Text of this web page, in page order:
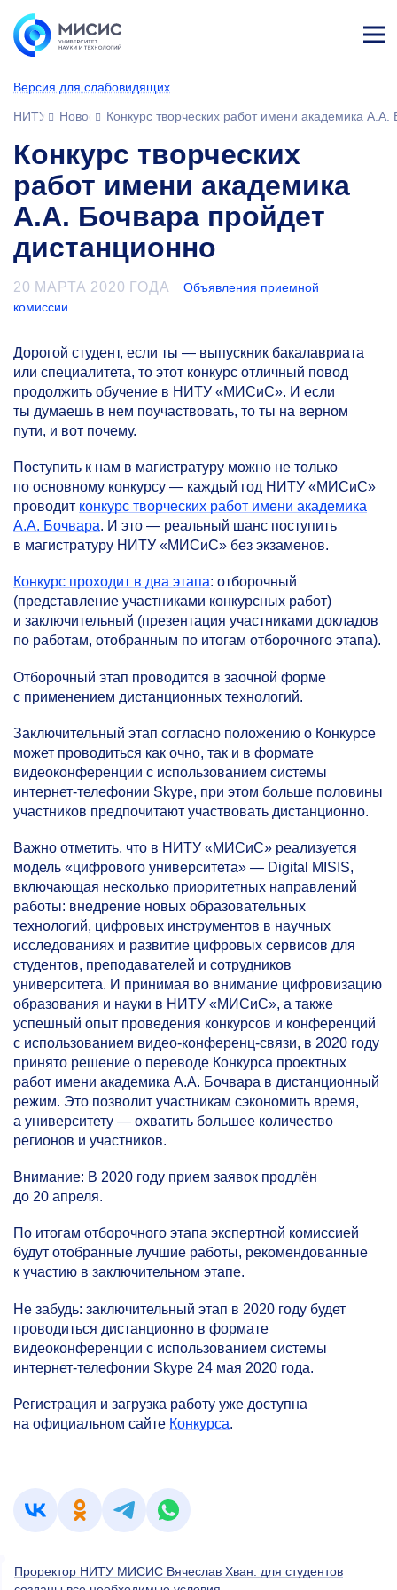
Версия для слабовидящих
ине
НИТУ МИСИС
НовостиКонкурс творческих работ имени академика
Конкурс творческих
работ имени академика
А.А. Бочвара пройдет
дистанционно
20 МАРТА 2020 ГОДА
Объявления приемной
комиссии
Дорогой студент, если ты — выпускник бакалавриата
или специалитета, то этот конкурс отличный повод
продолжить обучение в НИТУ «МИСиС». И если
ты думаешь в нем поучаствовать, то ты на верном
пути, и вот почему.
Поступить к нам в магистратуру можно не только
по основному конкурсу — каждый год НИТУ «МИСиС»
проводит конкурс творческих работ имени академика
А.А. Бочвара. И это — реальный шанс поступить
в магистратуру НИТУ «МИСиС» без экзаменов.
Конкурс проходит в два этапа: отборочный
(представление участниками конкурсных работ)
и заключительный (презентация участниками докладов
по работам, отобранным по итогам отборочного этапа).
Отборочный этап проводится в заочной форме
с применением дистанционных технологий.
Заключительный этап согласно положению о Конкурсе
может проводиться как очно, так и в формате
видеоконференции с использованием системы
интернет-телефонии Skype, при этом больше половины
участников предпочитают участвовать дистанционно.
Важно отметить, что в НИТУ «МИСиС» реализуется
модель «цифрового университета» — Digital MISIS,
включающая несколько приоритетных направлений
работы: внедрение новых образовательных
технологий, цифровых инструментов в научных
исследованиях и развитие цифровых сервисов для
студентов, преподавателей и сотрудников
университета. И принимая во внимание цифровизацию
образования и науки в НИТУ «МИСиС», а также
успешный опыт проведения конкурсов и конференций
с использованием видео-конференц-связи, в 2020 году
принято решение о переводе Конкурса проектных
работ имени академика А.А. Бочвара в дистанционный
режим. Это позволит участникам сэкономить время,
а университету — охватить большее количество
регионов и участников.
Внимание: В 2020 году прием заявок продлён
до 20 апреля.
По итогам отборочного этапа экспертной комиссией
будут отобранные лучшие работы, рекомендованные
к участию в заключительном этапе.
Не забудь: заключительный этап в 2020 году будет
проводиться дистанционно в формате
видеоконференции с использованием системы
интернет-телефонии Skype 24 мая 2020 года.
Регистрация и загрузка работу уже доступна
на официальном сайте Конкурса.
Проректор НИТУ МИСИС Вячеслав Хван: для студентов